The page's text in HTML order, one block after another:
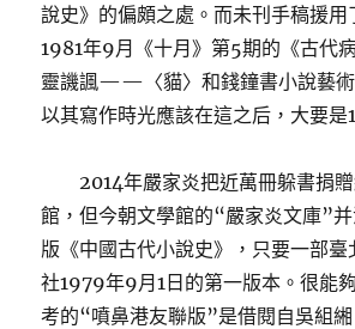
說史》的偏頗之處。而未刊手稿援用
1981年9月《十月》第5期的《古代
靈譏諷——〈貓〉和錢鐘書小說藝術
以其寫作時光應該在這之后，大要是
2014年嚴家炎把近萬冊躲書捐
館，但今朝文學館的“嚴家炎文庫”
版《中國古代小說史》，只要一部
社1979年9月1日的第一版本。很能
考的“噴鼻港友聯版”是借閱自吳組